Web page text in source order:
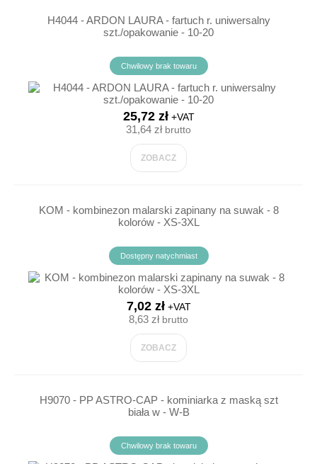
H4044 - ARDON LAURA - fartuch r. uniwersalny
szt./opakowanie - 10-20
Chwilowy brak towaru
25,72 zł+VAT
31,64 złbrutto
ZOBACZ
KOM - kombinezon malarski zapinany na suwak - 8
kolorów - XS-3XL
Dostępny natychmiast
7,02 zł+VAT
8,63 złbrutto
ZOBACZ
H9070 - PP ASTRO-CAP - kominiarka z maską szt
biała w - W-B
Chwilowy brak towaru